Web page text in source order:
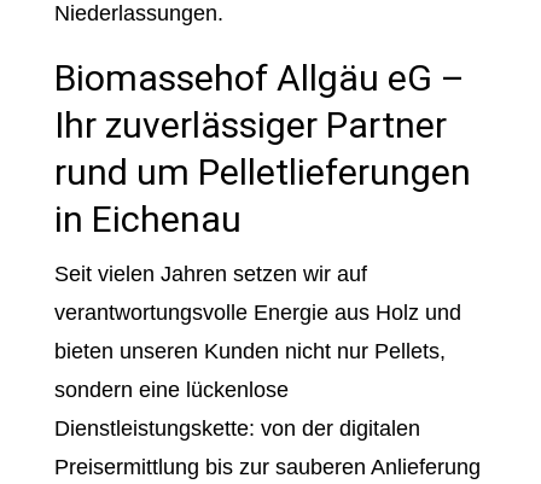
Niederlassungen.
Biomassehof Allgäu eG –
Ihr zuverlässiger Partner
rund um Pelletlieferungen
in Eichenau
Seit vielen Jahren setzen wir auf
verantwortungsvolle Energie aus Holz und
bieten unseren Kunden nicht nur Pellets,
sondern eine lückenlose
Dienstleistungskette: von der digitalen
Preisermittlung bis zur sauberen Anlieferung